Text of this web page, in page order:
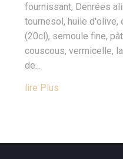
fournissant, Denrées
tournesol, huile d'olive,
(20cl), semoule fine,
couscous, vermicelle,
de...
Lire Plus